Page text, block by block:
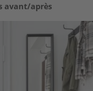
avant/après